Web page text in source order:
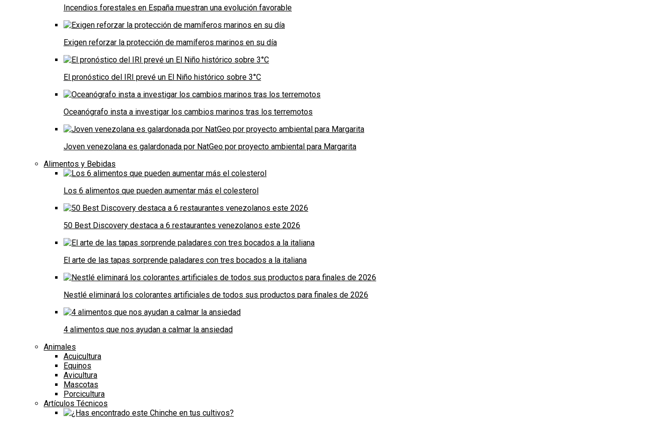
Incendios forestales en España muestran una evolución favorable
Exigen reforzar la protección de mamíferos marinos en su día
El pronóstico del IRI prevé un El Niño histórico sobre 3°C
Oceanógrafo insta a investigar los cambios marinos tras los terremotos
Joven venezolana es galardonada por NatGeo por proyecto ambiental para Margarita
Alimentos y Bebidas
Los 6 alimentos que pueden aumentar más el colesterol
50 Best Discovery destaca a 6 restaurantes venezolanos este 2026
El arte de las tapas sorprende paladares con tres bocados a la italiana
Nestlé eliminará los colorantes artificiales de todos sus productos para finales de 2026
4 alimentos que nos ayudan a calmar la ansiedad
Animales
Acuicultura
Equinos
Avicultura
Mascotas
Porcicultura
Artículos Técnicos